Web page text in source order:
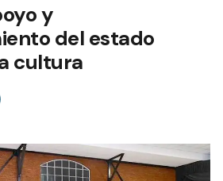
y
del estado
cultura